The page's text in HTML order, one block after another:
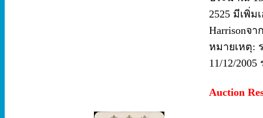
2525 มีเพิ่
Harrisonจ
หมายเหตุ:
11/12/
Auction